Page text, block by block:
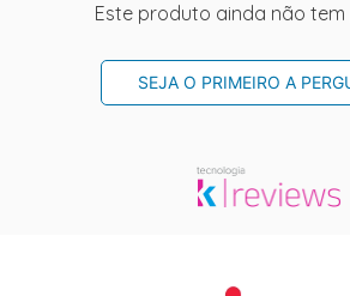
Este produto ainda não
SEJA O PRIMEIRO A